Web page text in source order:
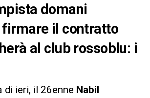
domani
il contratto
al club rossoblu: i
di ieri, il 26enne Nabil